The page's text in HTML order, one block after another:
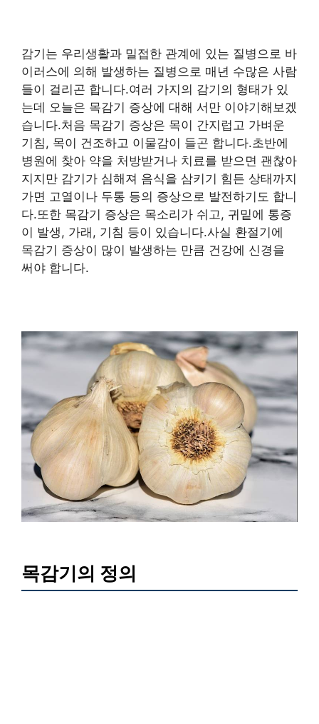
감기는 우리생활과 밀접한 관계에 있는 질병으로 바
이러스에 의해 발생하는 질병으로 매년 수많은 사람
들이 걸리곤 합니다.여러 가지의 감기의 형태가 있
는데 오늘은 목감기 증상에 대해 서만 이야기해보겠
습니다.처음 목감기 증상은 목이 간지럽고 가벼운
기침, 목이 건조하고 이물감이 들곤 합니다.초반에
병원에 찾아 약을 처방받거나 치료를 받으면 괜찮아
지지만 감기가 심해져 음식을 삼키기 힘든 상태까지
가면 고열이나 두통 등의 증상으로 발전하기도 합니
다.또한 목감기 증상은 목소리가 쉬고, 귀밑에 통증
이 발생, 가래, 기침 등이 있습니다.사실 환절기에
목감기 증상이 많이 발생하는 만큼 건강에 신경을
써야 합니다.
목감기의 정의